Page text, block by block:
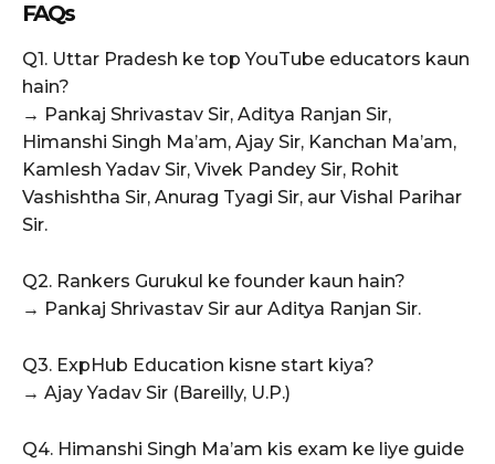
FAQs
Q1. Uttar Pradesh ke top YouTube educators kaun
hain?
→ Pankaj Shrivastav Sir, Aditya Ranjan Sir,
Himanshi Singh Ma’am, Ajay Sir, Kanchan Ma’am,
Kamlesh Yadav Sir, Vivek Pandey Sir, Rohit
Vashishtha Sir, Anurag Tyagi Sir, aur Vishal Parihar
Sir.
Q2. Rankers Gurukul ke founder kaun hain?
→ Pankaj Shrivastav Sir aur Aditya Ranjan Sir.
Q3. ExpHub Education kisne start kiya?
→ Ajay Yadav Sir (Bareilly, U.P.)
Q4. Himanshi Singh Ma’am kis exam ke liye guide